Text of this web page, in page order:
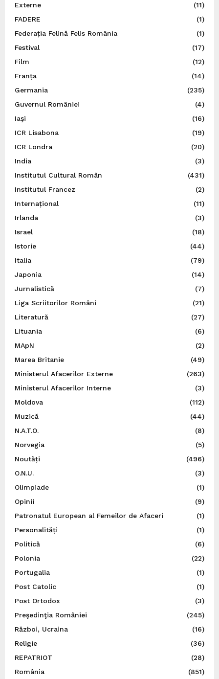
Externe
(11)
FADERE
(1)
Federația Felină Felis România
(1)
Festival
(17)
Film
(12)
Franța
(14)
Germania
(235)
Guvernul României
(4)
Iaşi
(16)
ICR Lisabona
(19)
ICR Londra
(20)
India
(3)
Institutul Cultural Român
(431)
Institutul Francez
(2)
Internațional
(11)
Irlanda
(3)
Israel
(18)
Istorie
(44)
Italia
(79)
Japonia
(14)
Jurnalistică
(7)
Liga Scriitorilor Români
(21)
Literatură
(27)
Lituania
(6)
MApN
(2)
Marea Britanie
(49)
Ministerul Afacerilor Externe
(263)
Ministerul Afacerilor Interne
(3)
Moldova
(112)
Muzică
(44)
N.A.T.O.
(8)
Norvegia
(5)
Noutăți
(496)
O.N.U.
(3)
Olimpiade
(1)
Opinii
(9)
Patronatul European al Femeilor de Afaceri
(1)
Personalități
(1)
Politică
(6)
Polonia
(22)
Portugalia
(1)
Post Catolic
(1)
Post Ortodox
(3)
Preşedinţia României
(245)
Război, Ucraina
(16)
Religie
(36)
REPATRIOT
(28)
România
(851)